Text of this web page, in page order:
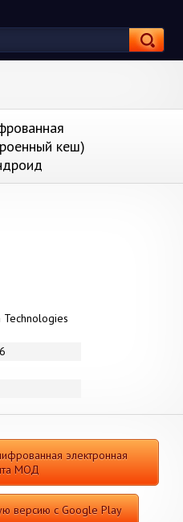
кеш)
Technologies
электронная
МОД
версию с Google Play